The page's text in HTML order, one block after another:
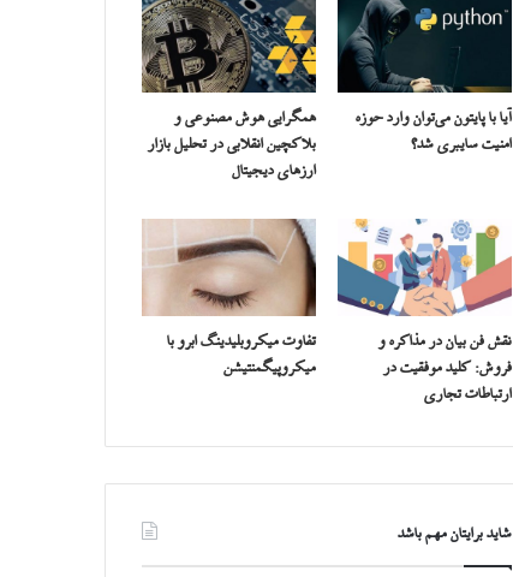
آیا با پایتون می‌توان وارد حوزه
امنیت سایبری شد؟
همگرایی هوش مصنوعی و
بلاکچین انقلابی در تحلیل بازار
ارزهای دیجیتال
نقش فن بیان در مذاکره و
فروش: کلید موفقیت در
ارتباطات تجاری
تفاوت میکروبلیدینگ ابرو با
میکروپیگمنتیشن
شاید برایتان مهم باشد